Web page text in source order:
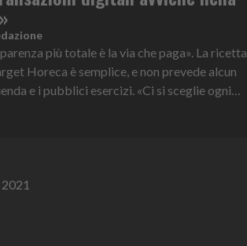
più totale è la via che paga». La ricetta
Horeca è semplice, e non prevede alcun
e i pubblici esercizi. «Ci si sceglie ogni